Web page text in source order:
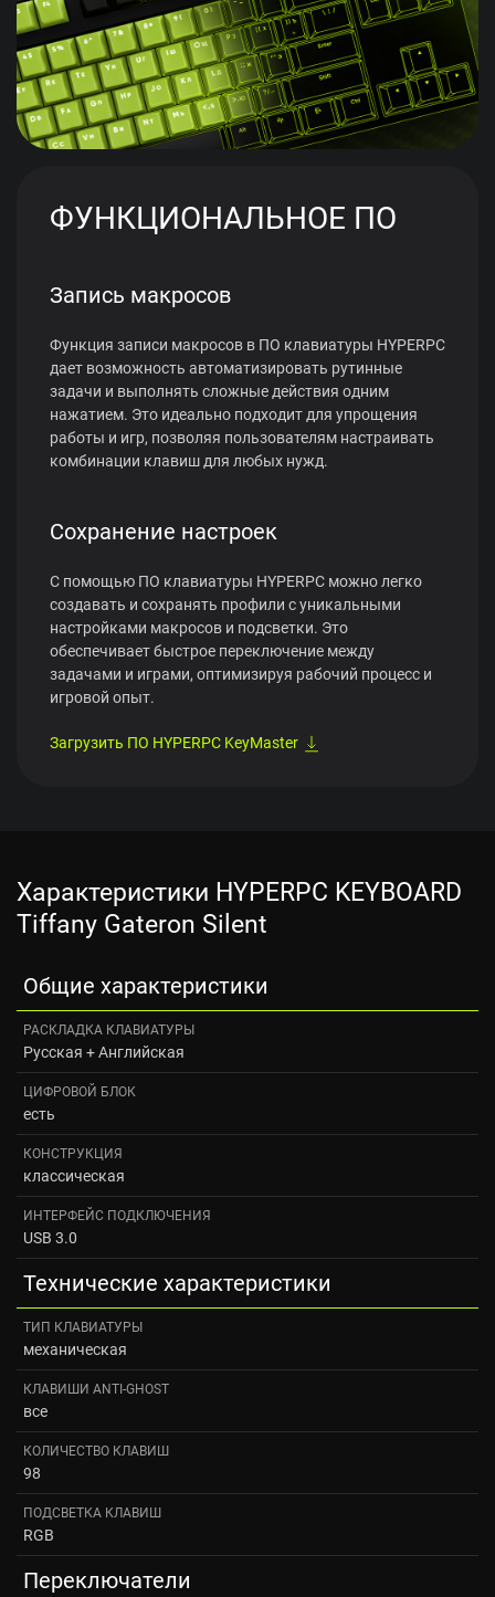
ФУНКЦИОНАЛЬНОЕ ПО
Запись макросов
Функция записи макросов в ПО клавиатуры HYPERPC
дает возможность автоматизировать рутинные
задачи и выполнять сложные действия одним
нажатием. Это идеально подходит для упрощения
работы и игр, позволяя пользователям настраивать
комбинации клавиш для любых нужд.
Сохранение настроек
С помощью ПО клавиатуры HYPERPC можно легко
создавать и сохранять профили с уникальными
настройками макросов и подсветки. Это
обеспечивает быстрое переключение между
задачами и играми, оптимизируя рабочий процесс и
игровой опыт.
Загрузить ПО HYPERPC KeyMaster
Характеристики HYPERPC KEYBOARD
Tiffany Gateron Silent
Общие характеристики
РАСКЛАДКА КЛАВИАТУРЫ
Русская + Английская
ЦИФРОВОЙ БЛОК
есть
КОНСТРУКЦИЯ
классическая
ИНТЕРФЕЙС ПОДКЛЮЧЕНИЯ
USB 3.0
Технические характеристики
ТИП КЛАВИАТУРЫ
механическая
КЛАВИШИ ANTI-GHOST
все
КОЛИЧЕСТВО КЛАВИШ
98
ПОДСВЕТКА КЛАВИШ
RGB
Переключатели